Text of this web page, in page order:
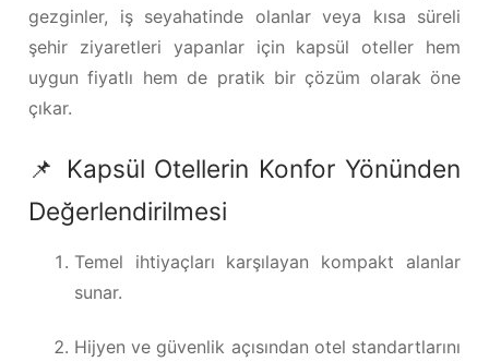
gezginler, iş seyahatinde olanlar veya kısa süreli
şehir ziyaretleri yapanlar için kapsül oteller hem
uygun fiyatlı hem de pratik bir çözüm olarak öne
çıkar.
📌 Kapsül Otellerin Konfor Yönünden
Değerlendirilmesi
Temel ihtiyaçları karşılayan kompakt alanlar
sunar.
Hijyen ve güvenlik açısından otel standartlarını